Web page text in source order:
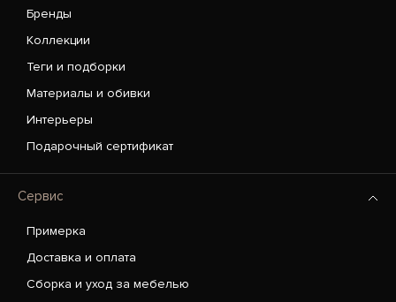
Бренды
Коллекции
Теги и подборки
Материалы и обивки
Интерьеры
Подарочный сертификат
Сервис
Примерка
Доставка и оплата
Сборка и уход за мебелью